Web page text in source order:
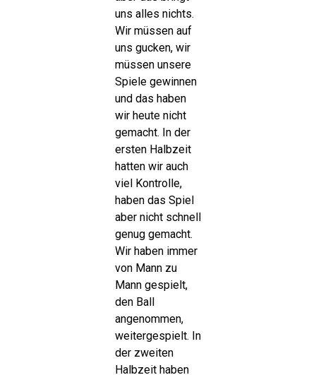
uns alles nichts.
Wir müssen auf
uns gucken, wir
müssen unsere
Spiele gewinnen
und das haben
wir heute nicht
gemacht. In der
ersten Halbzeit
hatten wir auch
viel Kontrolle,
haben das Spiel
aber nicht schnell
genug gemacht.
Wir haben immer
von Mann zu
Mann gespielt,
den Ball
angenommen,
weitergespielt. In
der zweiten
Halbzeit haben